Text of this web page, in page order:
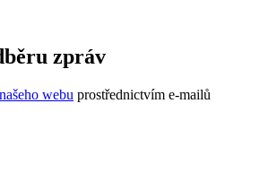
zpráv
webu prostřednictvím e-mailů